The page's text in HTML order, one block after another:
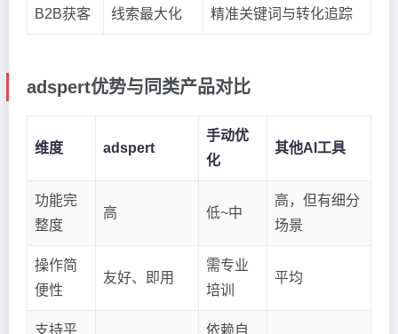
B2B获客 线索最大化 精准关键词与转化追踪
adspert优势与同类产品对比
维度 adspert
手动优
化
其他AI工具
功能完
整度
高 低~中
高，但有细分
场景
操作简
便性
友好、即用
需专业
培训
平均
支持平
依赖自